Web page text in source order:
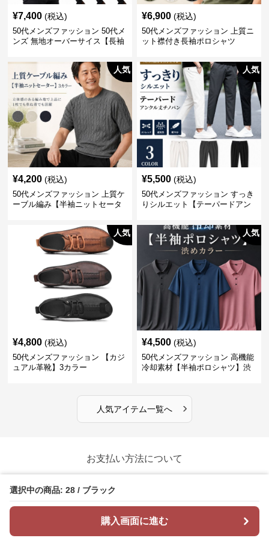
選択中の商品: 28 / ブラック
購入画面に進む
¥7,400 (税込)
50代メンズファッション 50代メ
ンズ 無地オーバーサイス【長袖
¥6,900 (税込)
50代メンズファッション 上質ニ
ット襟付き長袖ポロシャツ
人気
¥4,200 (税込)
50代メンズファッション 上質ケ
ーブル編み【半袖ニットセータ
人気
¥5,500 (税込)
50代メンズファッション すっき
りシルエット【テーパードアン
人気
¥4,800 (税込)
50代メンズファッション 【カジ
ュアル革靴】3カラー
人気
¥4,500 (税込)
50代メンズファッション 高機能
冷却素材【半袖ポロシャツ】渋
人気アイテム一覧へ ›
お支払い方法について
み・各種電子決済に対応しています。